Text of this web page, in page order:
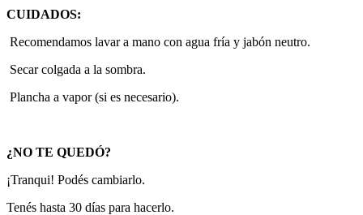
CUIDADOS:
Recomendamos lavar a mano con agua fría y jabón neutro.
Secar colgada a la sombra.
Plancha a vapor (si es necesario).
¿NO TE QUEDÓ?
¡Tranqui! Podés cambiarlo.
Tenés hasta 30 días para hacerlo.